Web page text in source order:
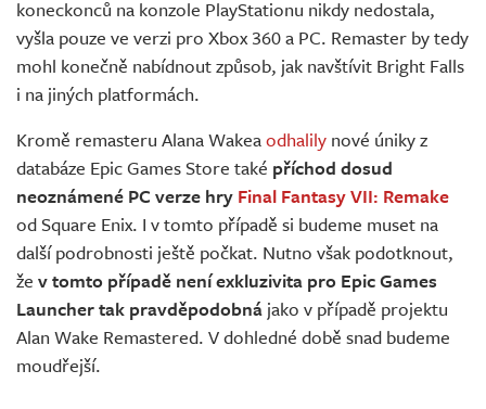
koneckonců na konzole PlayStationu nikdy nedostala,
vyšla pouze ve verzi pro Xbox 360 a PC. Remaster by tedy
mohl konečně nabídnout způsob, jak navštívit Bright Falls
i na jiných platformách.
Kromě remasteru Alana Wakeaodhalily nové úniky z
databáze Epic Games Store také příchod dosud
neoznámené PC verze hry Final Fantasy VII: Remake
od Square Enix. I v tomto případě si budeme muset na
další podrobnosti ještě počkat. Nutno však podotknout,
že v tomto případě není exkluzivita pro Epic Games
Launcher tak pravděpodobná jako v případě projektu
Alan Wake Remastered. V dohledné době snad budeme
moudřejší.